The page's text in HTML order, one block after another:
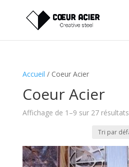
Accueil / Coeur Acier
Coeur Acier
Affichage de 1–9 sur 27 résultats